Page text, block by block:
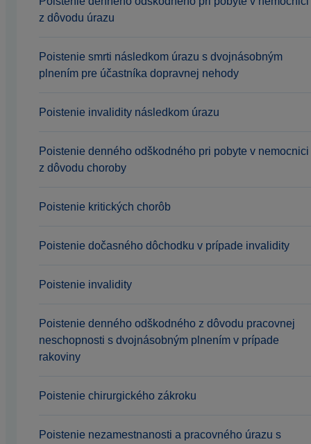
z dôvodu úrazu
Poistenie smrti následkom úrazu s dvojnásobným
plnením pre účastníka dopravnej nehody
Poistenie invalidity následkom úrazu
Poistenie denného odškodného pri pobyte v nemocnici
z dôvodu choroby
Poistenie kritických chorôb
Poistenie dočasného dôchodku v prípade invalidity
Poistenie invalidity
Poistenie denného odškodného z dôvodu pracovnej
neschopnosti s dvojnásobným plnením v prípade
rakoviny
Poistenie chirurgického zákroku
Poistenie nezamestnanosti a pracovného úrazu s